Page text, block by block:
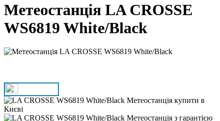
Метеостанція LA CROSSE
WS6819 White/Black